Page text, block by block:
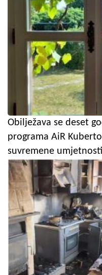
Obilježava se deset
programa AiR
suvremene umjetnosti